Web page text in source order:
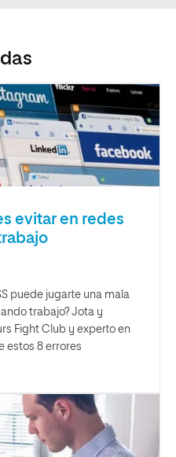
evitar en redes
puede jugarte una mala
trabajo? Jota y
Fight Club y experto en
estos 8 errores